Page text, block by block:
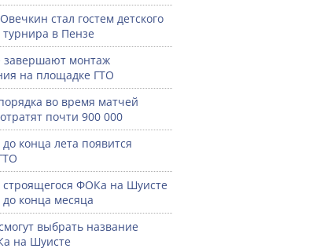
стал гостем детского
турнира в Пензе
монтаж
на площадке ГТО
во время матчей
почти 900 000
конца лета появится
ФОКа на Шуисте
до конца месяца
выбрать название
на Шуисте